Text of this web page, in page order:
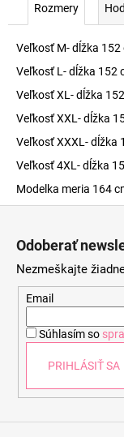
Rozmery
Veľkosť M- dĺžka 152
Veľkosť L- dĺžka 152
Veľkosť XL- dĺžka
Veľkosť XXL- dĺžka
Veľkosť XXXL- dĺžka
Veľkosť 4XL- dĺžka
Modelka meria 164
Odoberať
Nezmeškajte
Email
Súhlasím so
PRIHLÁSIŤ SA